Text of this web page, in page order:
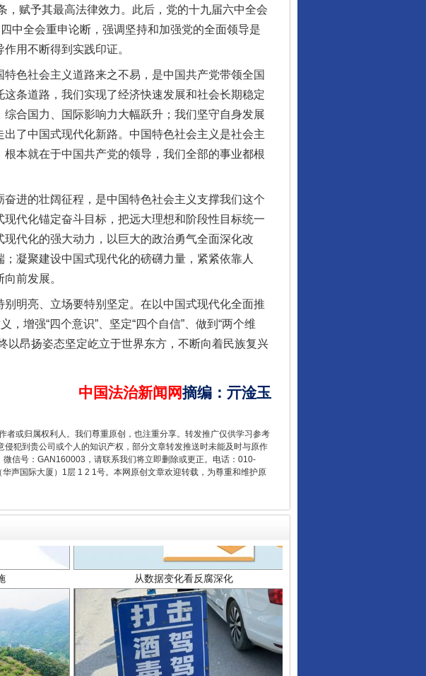
赋予其最高法律效力。此后，党的十九届六中全会
中全会重申论断，强调坚持和加强党的全面领导是
用不断得到实践印证。
色社会主义道路来之不易，是中国共产党带领全国
条道路，我们实现了经济快速发展和社会长期稳定
合国力、国际影响力大幅跃升；我们坚守自身发展
了中国式现代化新路。中国特色社会主义是社会主
本就在于中国共产党的领导，我们全部的事业都根
进的壮阔征程，是中国特色社会主义支撑我们这个
代化锚定奋斗目标，把远大理想和阶段性目标统一
代化的强大动力，以巨大的政治勇气全面深化改
凝聚建设中国式现代化的磅礴力量，紧紧依靠人
前发展。
明亮、立场要特别坚定。在以中国式现代化全面推
增强“四个意识”、坚定“四个自信”、做到“两个维
以昂扬姿态坚定屹立于世界东方，不断向着民族复兴
中国法治新闻网摘编 ： 亓淦玉
者或归属权利人。我们尊重原创，也注重分享。转发推广仅供学习参考
犯到贵公司或个人的知识产权，部分文章转发推送时未能及时与原作
信号：GAN160003，请联系我们将立即删除或更正。电话：010-
声国际大厦）1层 1 2 1号。本网原创文章欢迎转载，为尊重和维护原
和解.. 行业协会接连发公告
让核能赋能千行百业